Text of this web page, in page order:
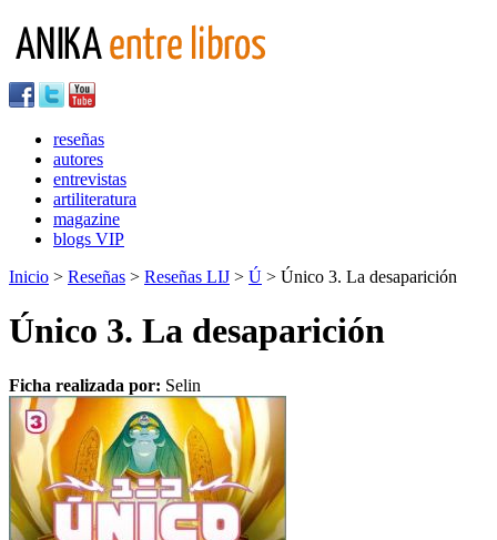
reseñas
autores
entrevistas
artiliteratura
magazine
blogs VIP
Inicio > Reseñas > Reseñas LIJ > Ú > Único 3. La desaparición
Único 3. La desaparición
Ficha realizada por: Selin